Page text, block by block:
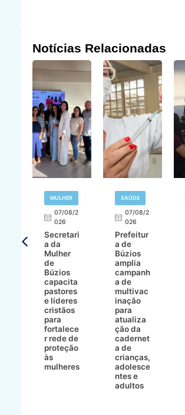
Notícias Relacionadas
MULHER
07/08/2
026
Secretari
a da
Mulher
de
Búzios
capacita
pastores
e líderes
cristãos
para
fortalece
r rede de
proteção
às
mulheres
SAÚDE
07/08/2
026
Prefeitur
a de
Búzios
amplia
campanh
a de
multivac
inação
para
atualiza
ção da
cadernet
a de
crianças,
adolesce
ntes e
adultos